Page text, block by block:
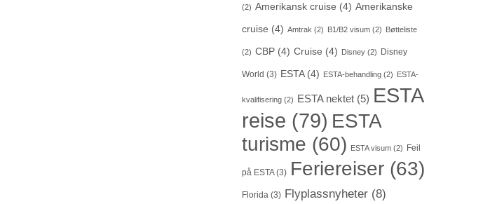
(2) Amerikansk cruise (4) Amerikanske
cruise (4) Amtrak (2) B1/B2 visum(2) Bøtteliste
(2) CBP(4) Cruise (4) Disney(2) Disney
World (3) ESTA(4) ESTA-behandling(2) ESTA-
kvalifisering(2) ESTA nektet(5) ESTA
reise (79) ESTA
turisme (60) ESTA visum(2) Feil
på ESTA(3) Feriereiser(63)
Florida (3) Flyplassnyheter(8)